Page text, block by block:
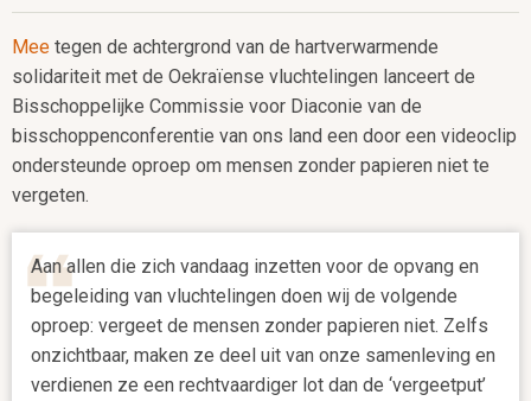
Mee tegen de achtergrond van de hartverwarmende
solidariteit met de Oekraïense vluchtelingen lanceert de
Bisschoppelijke Commissie voor Diaconie van de
bisschoppenconferentie van ons land een door een videoclip
ondersteunde oproep om mensen zonder papieren niet te
vergeten.
Aan allen die zich vandaag inzetten voor de opvang en
begeleiding van vluchtelingen doen wij de volgende
oproep: vergeet de mensen zonder papieren niet. Zelfs
onzichtbaar, maken ze deel uit van onze samenleving en
verdienen ze een rechtvaardiger lot dan de ‘vergeetput’